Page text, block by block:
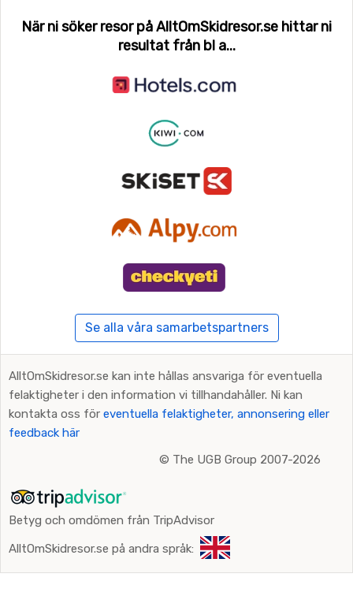
När ni söker resor på AlltOmSkidresor.se hittar ni
resultat från bl a...
Se alla våra samarbetspartners
AlltOmSkidresor.se kan inte hållas ansvariga för eventuella
felaktigheter i den information vi tillhandahåller. Ni kan
kontakta oss för eventuella felaktigheter, annonsering eller
feedback här
© The UGB Group 2007-2026
Betyg och omdömen från TripAdvisor
AlltOmSkidresor.se på andra språk: